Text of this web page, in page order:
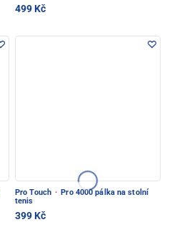
499 Kč
Pro Touch · Pro 4000 pálka na stolní
tenis
399 Kč